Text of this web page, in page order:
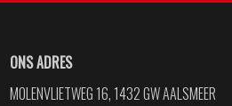
ONS ADRES
MOLENVLIETWEG 16, 1432 GW AALSMEER